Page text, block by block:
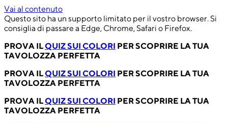
Vai al contenuto
Questo sito ha un supporto limitato per il vostro browser. Si
consiglia di passare a Edge, Chrome, Safari o Firefox.
PROVA ILQUIZ SUI COLORI PER SCOPRIRE LA TUA
TAVOLOZZA PERFETTA
PROVA ILQUIZ SUI COLORI PER SCOPRIRE LA TUA
TAVOLOZZA PERFETTA
PROVA ILQUIZ SUI COLORI PER SCOPRIRE LA TUA
TAVOLOZZA PERFETTA